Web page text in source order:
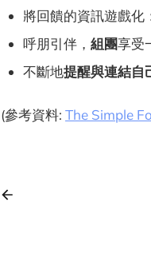
將回饋的資訊遊戲化
呼朋引伴， 組團享受
不斷地提醒與連結自
(參考資料: The Simple